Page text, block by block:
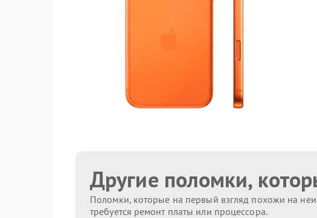
Другие поломки,
Поломки, которые на первый взгляд похожи на
требуется ремонт платы или процессора.